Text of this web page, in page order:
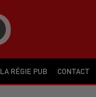
LA RÉGIE PUB CONTACT